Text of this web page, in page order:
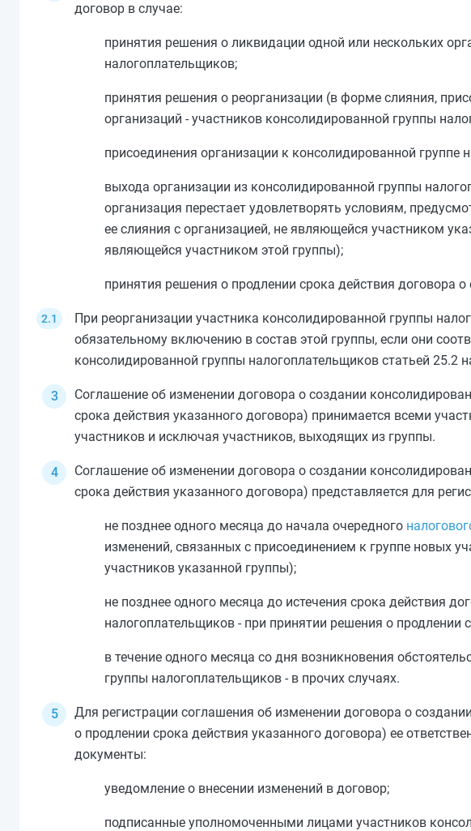
договор в случае:
принятия решения о ликвидации одной или нескольких
налогоплательщиков;
принятия решения о реорганизации (в форме слияния,
организаций - участников консолидированной группы
присоединения организации к консолидированной группе
выхода организации из консолидированной группы
организация перестает удовлетворять условиям,
ее слияния с организацией, не являющейся участником
являющейся участником этой группы);
принятия решения о продлении срока действия договора
При реорганизации участника консолидированной группы
обязательному включению в состав этой группы, если они
консолидированной группы налогоплательщиков статьей 25.2
Соглашение об изменении договора о создании
срока действия указанного договора) принимается всеми
участников и исключая участников, выходящих из группы.
Соглашение об изменении договора о создании
срока действия указанного договора) представляется для
не позднее одного месяца до начала очередного
изменений, связанных с присоединением к группе новых
участников указанной группы);
не позднее одного месяца до истечения срока действия
налогоплательщиков - при принятии решения о продлении
в течение одного месяца со дня возникновения
группы налогоплательщиков - в прочих случаях.
Для регистрации соглашения об изменении договора о
о продлении срока действия указанного договора) ее
документы:
уведомление о внесении изменений в договор;
подписанные уполномоченными лицами участников